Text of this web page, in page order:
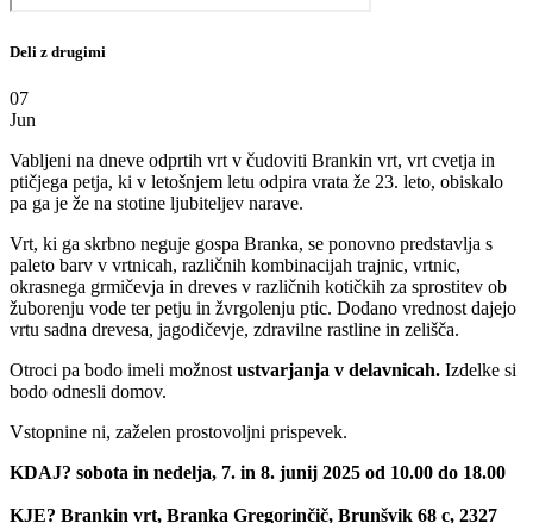
Deli z drugimi
07
Jun
Vabljeni na dneve odprtih vrt v čudoviti Brankin vrt, vrt cvetja in
ptičjega petja, ki v letošnjem letu odpira vrata že 23. leto, obiskalo
pa ga je že na stotine ljubiteljev narave.
Vrt, ki ga skrbno neguje gospa Branka, se ponovno predstavlja s
paleto barv v vrtnicah, različnih kombinacijah trajnic, vrtnic,
okrasnega grmičevja in dreves v različnih kotičkih za sprostitev ob
žuborenju vode ter petju in žvrgolenju ptic. Dodano vrednost dajejo
vrtu sadna drevesa, jagodičevje, zdravilne rastline in zelišča.
Otroci pa bodo imeli možnost ustvarjanja v delavnicah. Izdelke si
bodo odnesli domov.
Vstopnine ni, zaželen prostovoljni prispevek.
KDAJ? sobota in nedelja, 7. in 8. junij 2025 od 10.00 do 18.00
KJE? Brankin vrt, Branka Gregorinčič, Brunšvik 68 c, 2327